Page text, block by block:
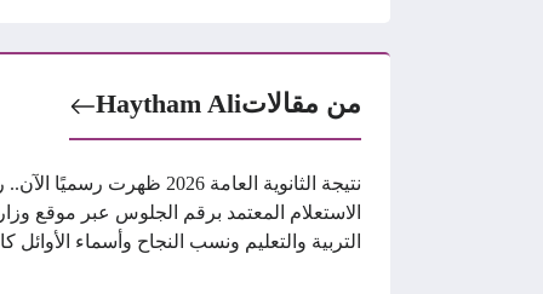
من مقالاتHaytham Ali
نتيجة الثانوية العامة 2026 ظهرت رسميًا
الاستعلام المعتمد برقم الجلوس عبر موقع
التربية والتعليم ونسب النجاح وأسماء الأوائل